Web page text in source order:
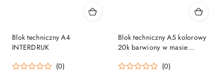
Blok techniczny A4
INTERDRUK
(0)
Blok techniczny A5 kolorowy
20k barwiony w masie
(0)